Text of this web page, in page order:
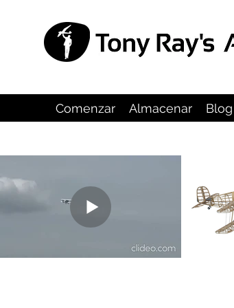
Comenzar Almacenar Blog